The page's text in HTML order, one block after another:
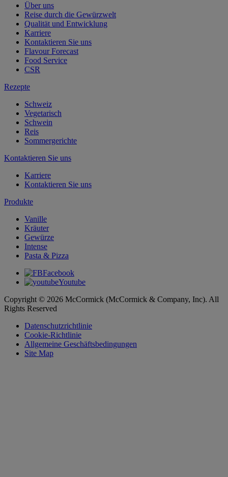
Über uns
Reise durch die Gewürzwelt
Qualität und Entwicklung
Karriere
Kontaktieren Sie uns
Flavour Forecast
Food Service
CSR
Rezepte
Schweiz
Vegetarisch
Schwein
Reis
Sommergerichte
Kontaktieren Sie uns
Karriere
Kontaktieren Sie uns
Produkte
Vanille
Kräuter
Gewürze
Intense
Pasta & Pizza
Facebook
Youtube
Copyright © 2026 McCormick (McCormick & Company, Inc). All
Rights Reserved
Datenschutzrichtlinie
Cookie-Richtlinie
Allgemeine Geschäftsbedingungen
Site Map